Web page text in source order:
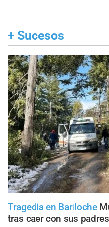
+ Sucesos
Tragedia en Bariloche
tras caer con sus